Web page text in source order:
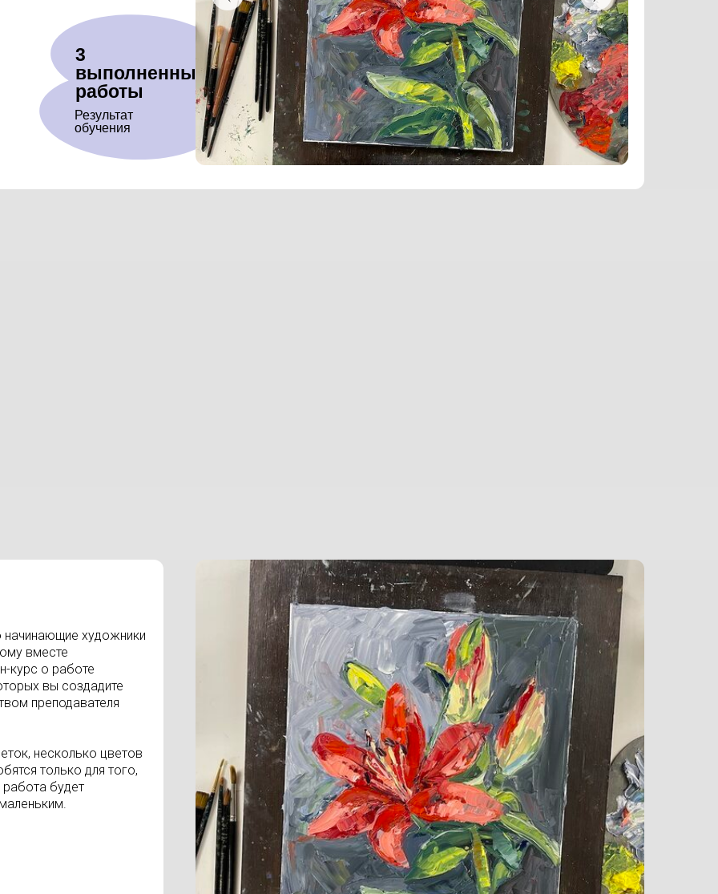
Результат
обучения
3
выполненные
работы
начинающие художники
вместе
курс о работе
вы создадите
преподавателя
несколько цветов
только для того,
будет